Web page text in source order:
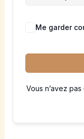
Me garder
Vous n’avez